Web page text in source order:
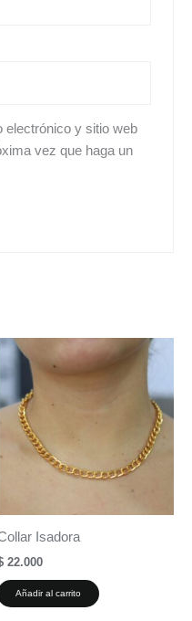
electrónico y sitio web
vez que haga un
Isadora
22.000
Añadir al carrito